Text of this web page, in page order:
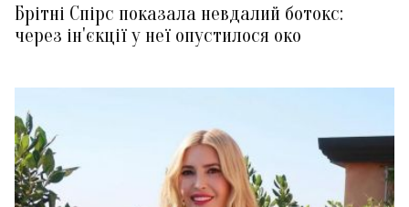
Брітні Спірс показала невдалий ботокс:
через ін'єкції у неї опустилося око